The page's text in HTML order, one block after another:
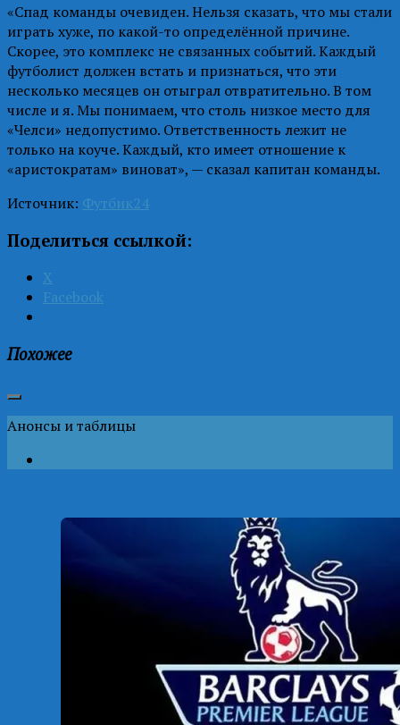
«Спад команды очевиден. Нельзя сказать, что мы стали
играть хуже, по какой-то определённой причине.
Скорее, это комплекс не связанных событий. Каждый
футболист должен встать и признаться, что эти
несколько месяцев он отыграл отвратительно. В том
числе и я. Мы понимаем, что столь низкое место для
«Челси» недопустимо. Ответственность лежит не
только на коуче. Каждый, кто имеет отношение к
«аристократам» виноват», — сказал капитан команды.
Источник: Футбик24
Поделиться ссылкой:
X
Facebook
Похожее
Анонсы и таблицы